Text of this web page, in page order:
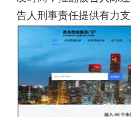
告人刑事责任提供有力支